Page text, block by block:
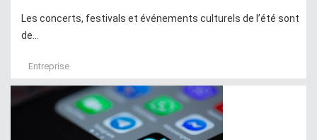
Les concerts, festivals et événements culturels de l’été sont
de...
Entreprise